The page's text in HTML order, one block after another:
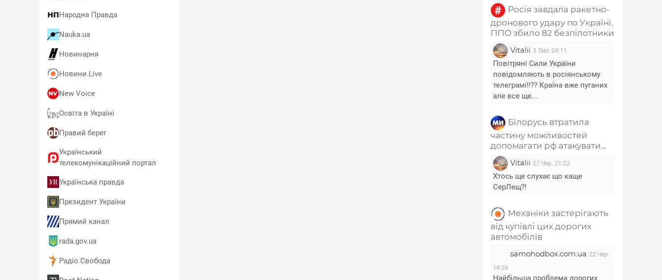
Народна Правда
Nauka.ua
Новинарня
Новини.Live
New Voice
Освіта в Україні
Правий берег
Український
телекомунікаційний портал
Українська правда
Президент України
Прямий канал
rada.gov.ua
Радіо Свобода
Росія завдала ракетно-
дронового удару по Україні,
ППО збило 82 безпілотники
Vitalii 3 Лип. 09:11
Повітряні Сили України
повідомляють в росіянському
телеграмі!!?? Країна вже пуганих
але все ще...
Білорусь втратила
частину можливостей
допомагати рф атакувати
Україну - Лещенко
Vitalii 27 Чер. 21:22
Хтось ще слухає що каще
СерЛещ?!
Механіки застерігають
від купівлі цих дорогих
автомобілів
samohodbox.com.ua 22 Чер.
16:26
Найбільша проблема дорогих